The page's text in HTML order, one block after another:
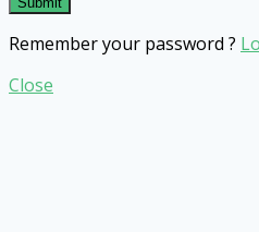
Remember your password ?
Close